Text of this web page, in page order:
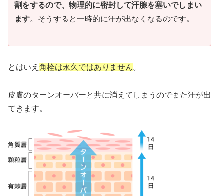
割をするので、物理的に密封して汗腺を塞いでしまい
ます。そうすると一時的に汗が出なくなるのです。
とはいえ 角栓は永久ではありません。
皮膚のターンオーバーと共に消えてしまうのでまた汗が出
てきます。